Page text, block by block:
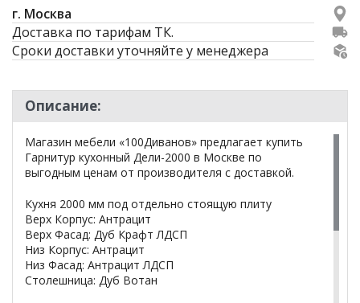
г. Москва
Доставка по тарифам ТК.
Сроки доставки уточняйте у менеджера
Описание:
Магазин мебели «100Диванов» предлагает купить
Гарнитур кухонный Дели-2000 в Москве по
выгодным ценам от производителя с доставкой.
Кухня 2000 мм под отдельно стоящую плиту
Верх Корпус: Антрацит
Верх Фасад: Дуб Крафт ЛДСП
Низ Корпус: Антрацит
Низ Фасад: Антрацит ЛДСП
Столешница: Дуб Вотан